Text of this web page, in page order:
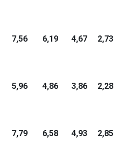
7,56 6,19 4,67 2,73
5,96 4,86 3,86 2,28
7,79 6,58 4,93 2,85